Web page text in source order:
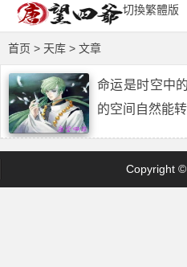
切換繁體版
首页 > 天库 > 文章
命运是时空中
的空间自然能
Copyright